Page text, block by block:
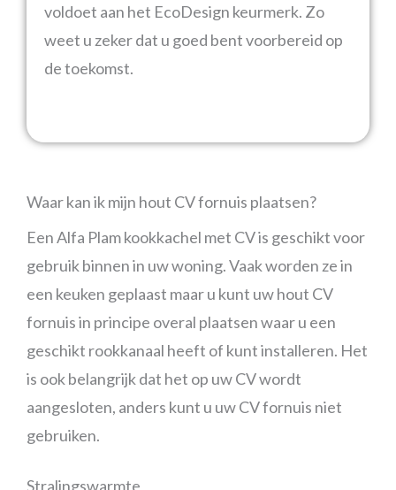
voldoet aan het EcoDesign keurmerk. Zo
weet u zeker dat u goed bent voorbereid op
de toekomst.
Waar kan ik mijn hout CV fornuis plaatsen?
Een Alfa Plam kookkachel met CV is geschikt voor
gebruik binnen in uw woning. Vaak worden ze in
een keuken geplaast maar u kunt uw hout CV
fornuis in principe overal plaatsen waar u een
geschikt rookkanaal heeft of kunt installeren. Het
is ook belangrijk dat het op uw CV wordt
aangesloten, anders kunt u uw CV fornuis niet
gebruiken.
Stralingswarmte